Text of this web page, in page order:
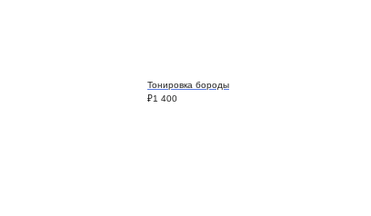
Тонировка бороды
₽1 400